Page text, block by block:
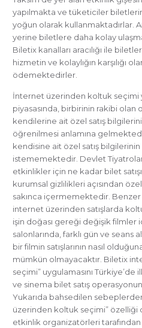
yapılmakta ve tüketiciler
yoğun olarak kullanmaktadırlar.
yerine biletlere daha kolay
Biletix kanalları aracılığı ile
hizmetin ve kolaylığın karşılığı
ödemektedirler.
İnternet üzerinden koltuk seçimi
piyasasında, birbirinin rakibi olan
kendilerine ait özel satış
öğrenilmesi anlamına
kendisine ait özel satış
istememektedir. Devlet
etkinlikler için ne kadar bilet satışı
kurumsal gizlilikleri açısından
sakınca içermemektedir.
internet üzerinden satışlarda
işin doğası gereği değişik filmler
salonlarında, farklı gün ve
bir filmin satışlarının nasıl
mümkün olmayacaktır. Biletix
seçimi” uygulamasını
ve sinema bilet satış
Yukarıda bahsedilen
üzerinden koltuk seçimi” özelliği
etkinlik organizatörleri